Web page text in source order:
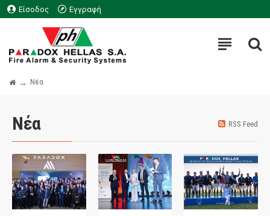
Είσοδος Εγγραφή
Νέα
Νέα RSS Feed